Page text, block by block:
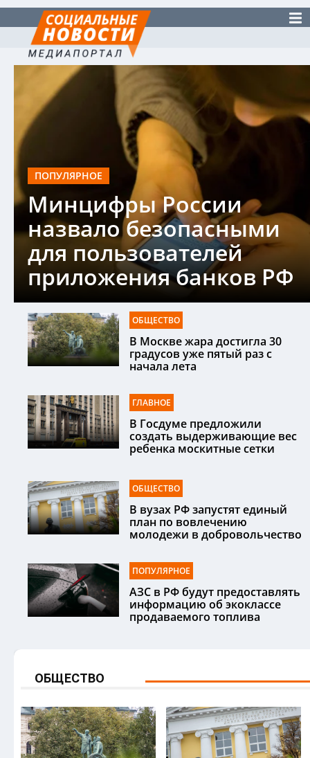
ПОПУЛЯРНОЕ
Минцифры России
назвало безопасными
для пользователей
приложения банков РФ
ОБЩЕСТВО
В Москве жара достигла 30
градусов уже пятый раз с
начала лета
ГЛАВНОЕ
В Госдуме предложили
создать выдерживающие вес
ребенка москитные сетки
ОБЩЕСТВО
В вузах РФ запустят единый
план по вовлечению
молодежи в добровольчество
ПОПУЛЯРНОЕ
АЗС в РФ будут предоставлять
информацию об экоклассе
продаваемого топлива
ОБЩЕСТВО